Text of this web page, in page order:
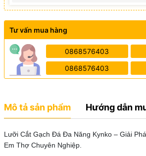
Tư vấn mua hàng
0868576403
0868576403
Mô tả sản phẩm Hướng dẫn
Lưỡi Cắt Gạch Đá Đa Năng Kynko – Giải
Em Thợ Chuyên Nghiệp.